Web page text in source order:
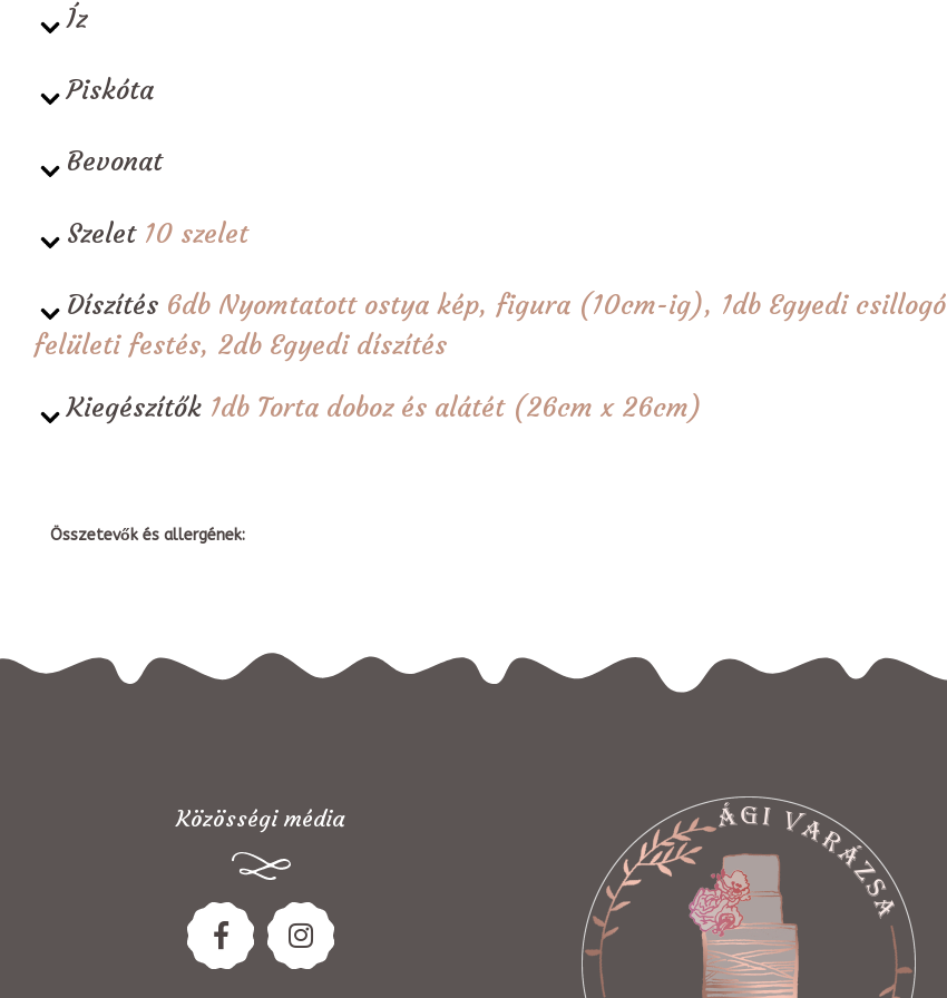
Íz
Piskóta
Bevonat
Szelet 10 szelet
Díszítés 6db Nyomtatott ostya kép, figura (10cm-ig), 1db Egyedi csillogó
felületi festés, 2db Egyedi díszítés
Kiegészítők 1db Torta doboz és alátét (26cm x 26cm)
Összetevők és allergének:
Közösségi média